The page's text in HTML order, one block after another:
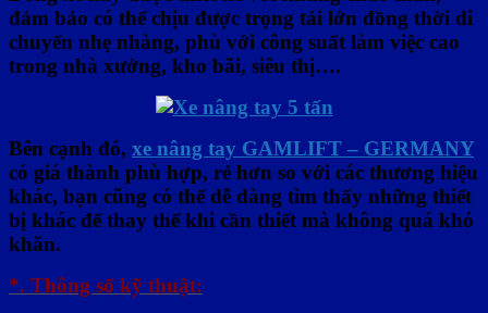
đảm bảo có thể chịu được trọng tải lớn đồng thời di
chuyển nhẹ nhàng, phù với công suất làm việc cao
trong nhà xưởng, kho bãi, siêu thị….
Bên cạnh đó, xe nâng tay GAMLIFT – GERMANY
có giá thành phù hợp, rẻ hơn so với các thương hiệu
khác, bạn cũng có thể dễ dàng tìm thấy những thiết
bị khác để thay thế khi cần thiết mà không quá khó
khăn.
*. Thông số kỹ thuật: